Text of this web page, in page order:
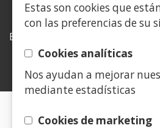
Estas son cookies que
con las preferencias de su
Cookies analíticas
Nos ayudan a mejorar
mediante estadísticas
Cookies de marketing
LEY DE
Esta web se ajusta a lo
9 de diciembre, de
CERTIFICADOS DE CALIDAD